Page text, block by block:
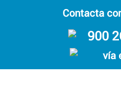
Contacta
900
vía